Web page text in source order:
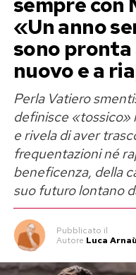
«Un anno
sono pronta
nuovo e a
Perla Vatiero
definisce «tossico»
e rivela di aver
frequentazioni né
beneficenza, della
suo futuro lontano
Pubblicato il
Autore Luca Arnaù